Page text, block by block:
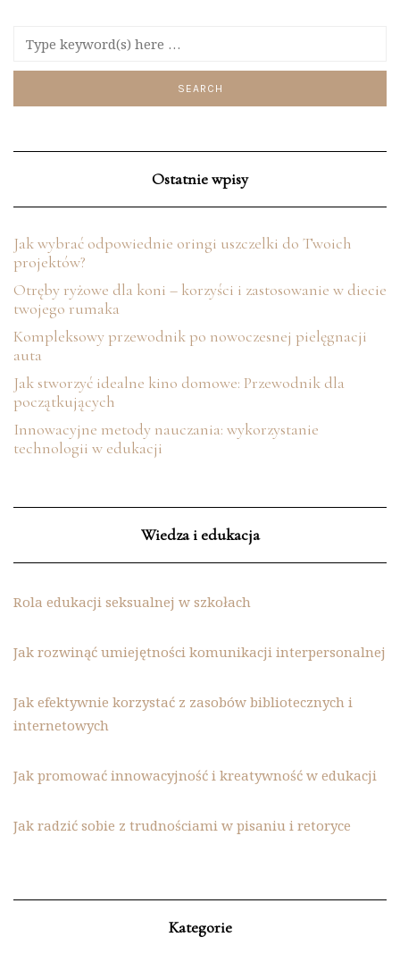
Ostatnie wpisy
Jak wybrać odpowiednie oringi uszczelki do Twoich
projektów?
Otręby ryżowe dla koni – korzyści i zastosowanie w diecie
twojego rumaka
Kompleksowy przewodnik po nowoczesnej pielęgnacji
auta
Jak stworzyć idealne kino domowe: Przewodnik dla
początkujących
Innowacyjne metody nauczania: wykorzystanie
technologii w edukacji
Wiedza i edukacja
Rola edukacji seksualnej w szkołach
Jak rozwinąć umiejętności komunikacji interpersonalnej
Jak efektywnie korzystać z zasobów bibliotecznych i
internetowych
Jak promować innowacyjność i kreatywność w edukacji
Jak radzić sobie z trudnościami w pisaniu i retoryce
Kategorie